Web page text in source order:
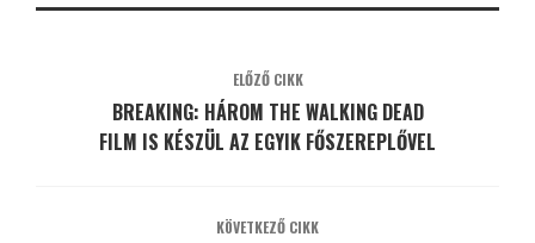
ELŐZŐ CIKK
BREAKING: HÁROM THE WALKING DEAD
FILM IS KÉSZÜL AZ EGYIK FŐSZEREPLŐVEL
KÖVETKEZŐ CIKK